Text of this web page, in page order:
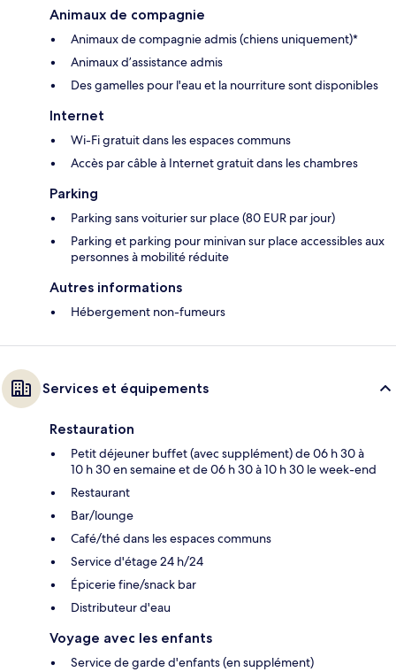
Animaux de compagnie
Animaux de compagnie admis (chiens uniquement)*
Animaux d’assistance admis
Des gamelles pour l'eau et la nourriture sont disponibles
Internet
Wi-Fi gratuit dans les espaces communs
Accès par câble à Internet gratuit dans les chambres
Parking
Parking sans voiturier sur place (80 EUR par jour)
Parking et parking pour minivan sur place accessibles aux
personnes à mobilité réduite
Autres informations
Hébergement non-fumeurs
Services et équipements
Restauration
Petit déjeuner buffet (avec supplément) de 06 h 30 à
10 h 30 en semaine et de 06 h 30 à 10 h 30 le week-end
Restaurant
Bar/lounge
Café/thé dans les espaces communs
Service d'étage 24 h/24
Épicerie fine/snack bar
Distributeur d'eau
Voyage avec les enfants
Service de garde d'enfants (en supplément)